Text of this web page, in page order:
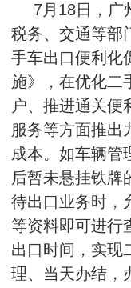
7月18日，广
税务、交通等部
手车出口便利化
施》，在优化二
户、推进通关便
服务等方面推出
成本。如车辆管
后暂未悬挂铁牌
待出口业务时，
等资料即可进行
出口时间，实现
理、当天办结，